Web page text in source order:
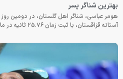
بهترین شناگر پسر
هومر عباسی، شناگر اهل گلستان، در دومین
آستانه قزاقستان، با ثبت زمان ۲۵.۷۶ ثانیه در ماده ۵۰ متر کرال پشت به مدال طلا